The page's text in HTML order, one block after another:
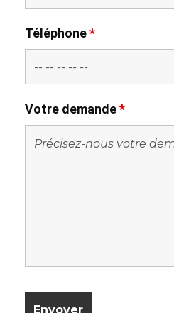
Téléphone*
Votre demande*